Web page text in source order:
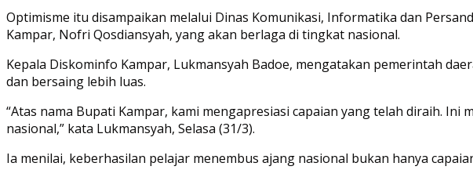
Optimisme itu disampaikan melalui Dinas Komunikasi, Informatika dan
Kampar, Nofri Qosdiansyah, yang akan berlaga di tingkat nasional.
Kepala Diskominfo Kampar, Lukmansyah Badoe, mengatakan pemerintah
dan bersaing lebih luas.
“Atas nama Bupati Kampar, kami mengapresiasi capaian yang telah diraih.
nasional,” kata Lukmansyah, Selasa (31/3).
Ia menilai, keberhasilan pelajar menembus ajang nasional bukan hanya